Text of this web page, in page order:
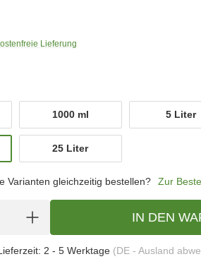
Lieferung
1000 ml
1000 ml
5 Liter
5
25 Liter
25 Liter
Varianten gleichzeitig bestellen? Zur
IN DEN
2 - 5 Werktage (DE - Ausland